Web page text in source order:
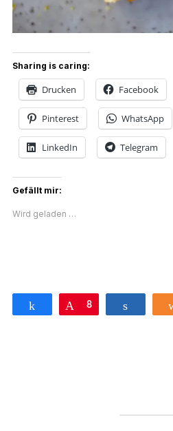
Sharing is caring:
Drucken Facebook
Pinterest WhatsApp
LinkedIn Telegram
Gefällt mir:
Wird geladen …
Teilen Pin
8